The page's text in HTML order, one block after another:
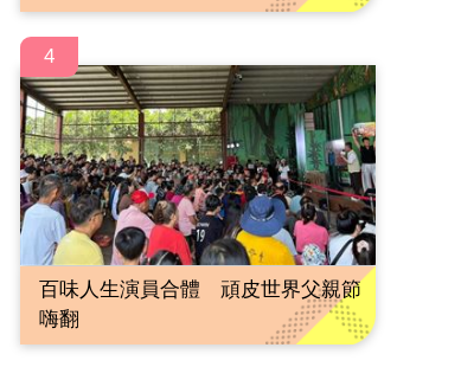
4
百味人生演員合體 頑皮世界父親節
嗨翻